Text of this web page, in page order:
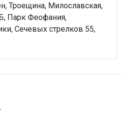
Троещина, Милославская,
Парк Феофания,
Сечевых стрелков 55,